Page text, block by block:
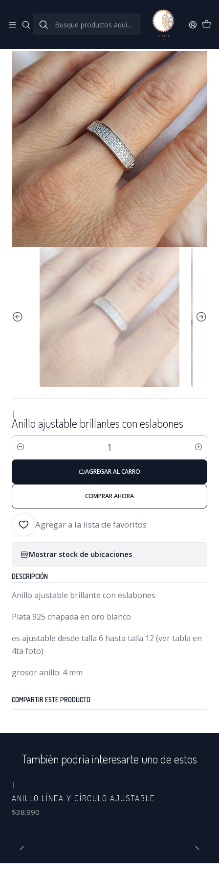
Inicio Anillos Anillo ajustable brillantes con eslabones
|
Anillo ajustable brillantes con eslabones
Cantidad
AGREGAR AL CARRO
COMPRAR AHORA
Agregar a la lista de favoritos
Mostrar stock de ubicaciones
DESCRIPCIÓN
Anillo ajustable brillante con eslabones
Plata 925 chapada en oro blanco
es ajustable desde talla 6 hasta talla 12 (ver tabla en
4ta foto)
grosor anillo: 4 mm
COMPARTIR ESTE PRODUCTO
También podría interesarte uno de estos
|
ANILLO LÍNEA Y CÍRCULO AJUSTABLE
$38.990